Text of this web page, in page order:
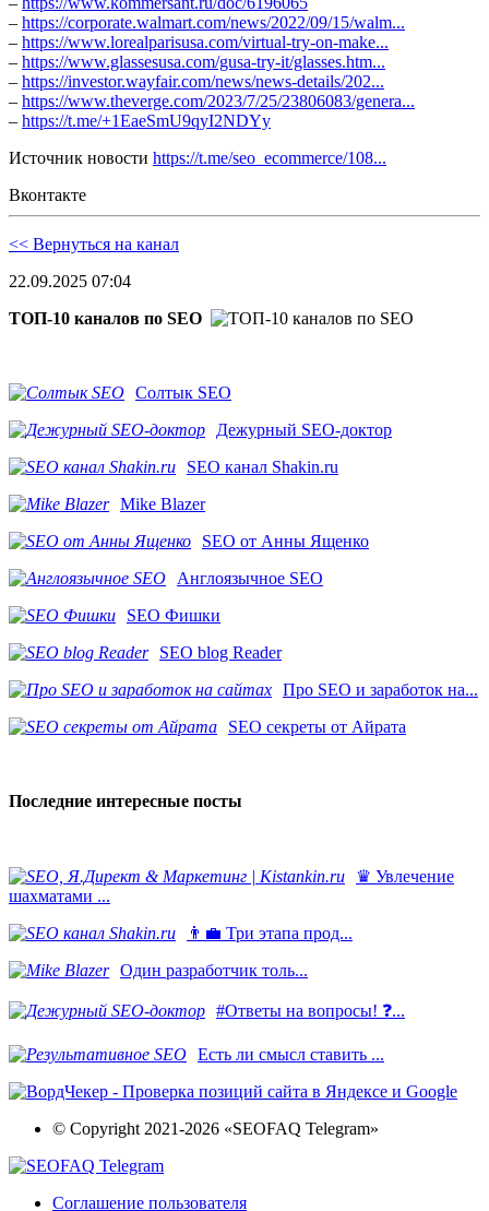
– https://corporate.walmart.com/news/2022/09/15/walm...
– https://www.lorealparisusa.com/virtual-try-on-make...
– https://www.glassesusa.com/gusa-try-it/glasses.htm...
– https://investor.wayfair.com/news/news-details/202...
– https://www.theverge.com/2023/7/25/23806083/genera...
– https://t.me/+1EaeSmU9qyI2NDYy
Источник новости https://t.me/seo_ecommerce/108...
Вконтакте
<< Вернуться на канал
22.09.2025 07:04
ТОП-10 каналов по SEO
Солтык SEO
Дежурный SEO-доктор
SEO канал Shakin.ru
Mike Blazer
SEO от Анны Ященко
Англоязычное SEO
SEO Фишки
SEO blog Reader
Про SEO и заработок на...
SEO секреты от Айрата
Последние интересные посты
♛ Увлечение
шахматами ...
👨‍💼 Три этапа прод...
​Один разработчик толь...
#Ответы на вопросы! ❓...
Есть ли смысл ставить ...
© Copyright 2021-2026 «SEOFAQ Telegram»
Соглашение пользователя